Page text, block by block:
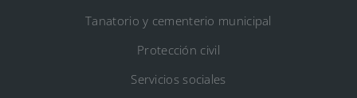
Tanatorio y cementerio municipal
Protección civil
Servicios sociales